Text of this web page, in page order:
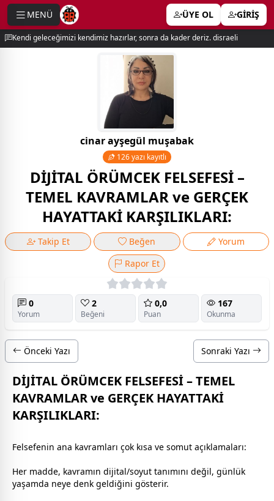
MENÜ ÜYE OL GİRİŞ
Kendi geleceğimizi kendimiz hazırlar, sonra da kader deriz. disraeli
cinar ayşegül muşabak
126 yazı kayıtlı
DİJİTAL ÖRÜMCEK FELSEFESİ –
TEMEL KAVRAMLAR ve GERÇEK
HAYATTAKİ KARŞILIKLARI:
Takip Et Beğen
Yorum
Rapor Et
0
Yorum
2
Beğeni
0,0
Puan
167
Okunma
Önceki Yazı Sonraki Yazı
DİJİTAL ÖRÜMCEK FELSEFESİ – TEMEL
KAVRAMLAR ve GERÇEK HAYATTAKİ
KARŞILIKLARI:
Felsefenin ana kavramları çok kısa ve somut açıklamaları:
Her madde, kavramın dijital/soyut tanımını değil, günlük
yaşamda neye denk geldiğini gösterir.
menu